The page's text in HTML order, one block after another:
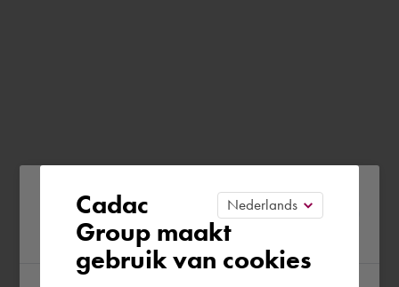
Please confirm your current
region
Cadac
Group maakt
gebruik van cookies